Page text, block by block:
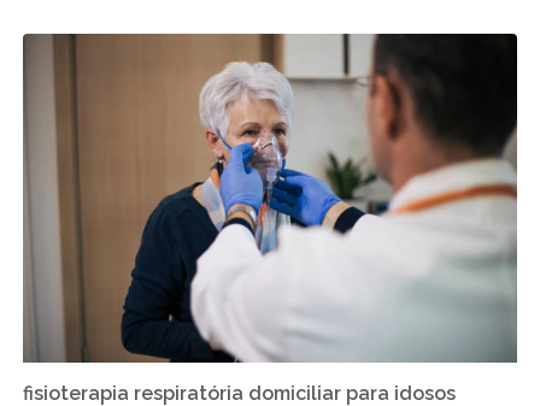
fisioterapia respiratória domiciliar para idosos